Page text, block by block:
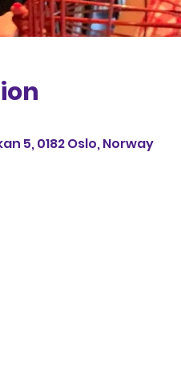
5, 0182 Oslo, Norway